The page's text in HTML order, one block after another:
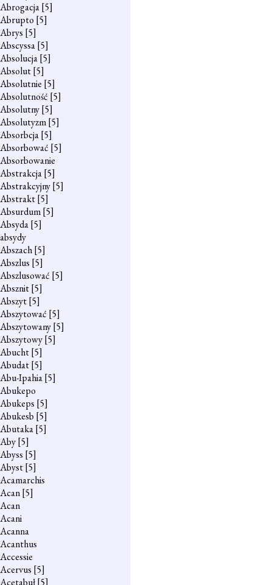
Abrogacja[5]
Abrupto [5]
Abrys [5]
Abscyssa[5]
Absolucja[5]
Absolut[5]
Absolutnie [5]
Absolutność [5]
Absolutny[5]
Absolutyzm[5]
Absorbcja[5]
Absorbować [5]
Absorbowanie
Abstrakcja[5]
Abstrakcyjny[5]
Abstrakt[5]
Absurdum[5]
Absyda[5]
absydy
Abszach[5]
Abszlus [5]
Abszlusować [5]
Absznit[5]
Abszyt[5]
Abszytować [5]
Abszytowany[5]
Abszytowy[5]
Abucht[5]
Abudat[5]
Abu-Ipahia[5]
Abukepo
Abukeps [5]
Abukesb [5]
Abutaka[5]
Aby[5]
Abyss [5]
Abyst[5]
Acamarchis
Acan[5]
Acan
Acani
Acanna
Acanthus
Accessie
Acervus [5]
Acetabuł[5]